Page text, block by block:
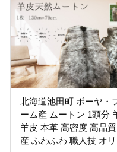
北海道池田町 ボーヤ・
ーム産 ムートン 1頭分
羊皮 本革 高密度 高品
産 ふわふわ 職人技 オ